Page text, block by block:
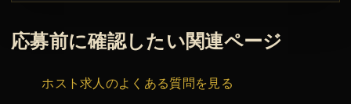
応募前に確認したい関連ページ
ホスト求人のよくある質問を見る